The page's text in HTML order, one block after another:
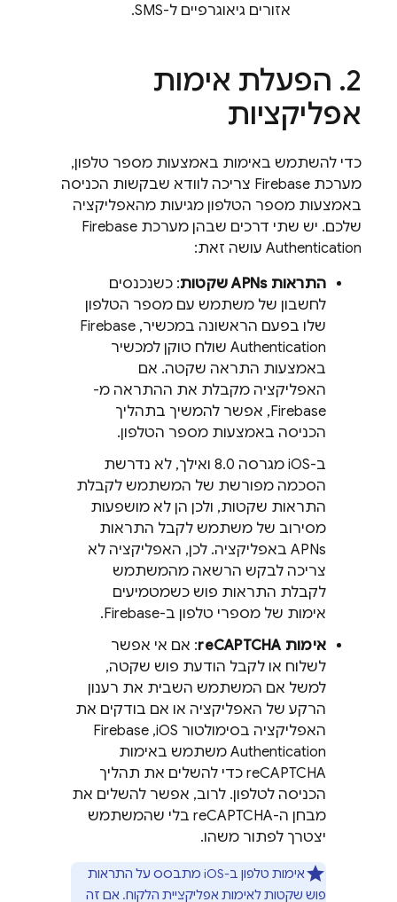
אזורים גיאוגרפיים ל-SMS.
הפעלת אימות
אפליקציות
כדי להשתמש באימות באמצעות מספר טלפון,
מערכת Firebase צריכה לוודא שבקשות הכניסה
באמצעות מספר הטלפון מגיעות מהאפליקציה
שלכם. יש שתי דרכים שבהן מערכת Firebase
Authentication עושה זאת:
התראות APNs שקטות
: כשנכנסים
לחשבון של משתמש עם מספר הטלפון
שלו בפעם הראשונה במכשיר, Firebase
Authentication שולח טוקן למכשיר
באמצעות התראה שקטה. אם
האפליקציה מקבלת את ההתראה מ-
Firebase, אפשר להמשיך בתהליך
הכניסה באמצעות מספר הטלפון.
ב-iOS מגרסה 8.0 ואילך, לא נדרשת
הסכמה מפורשת של המשתמש לקבלת
התראות שקטות, ולכן הן לא מושפעות
מסירוב של משתמש לקבל התראות
APNs באפליקציה. לכן, האפליקציה לא
צריכה לבקש הרשאה מהמשתמש
לקבלת התראות פוש כשמטמיעים
אימות של מספרי טלפון ב-Firebase.
אימות reCAPTCHA
: אם אי אפשר
לשלוח או לקבל הודעת פוש שקטה,
למשל אם המשתמש השבית את רענון
הרקע של האפליקציה או אם בודקים את
האפליקציה בסימולטור iOS,‏
Firebase
Authentication משתמש באימות
reCAPTCHA כדי להשלים את תהליך
הכניסה לטלפון. לרוב, אפשר להשלים את
מבחן ה-reCAPTCHA בלי שהמשתמש
יצטרך לפתור משהו.
אימות טלפון ב-iOS מתבסס על התראות
פוש שקטות לאימות אפליקציית הלקוח. אם זה